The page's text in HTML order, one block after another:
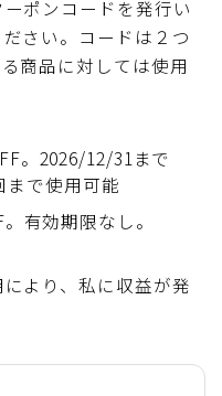
ポンコードを発行い
さい。コードは２つ
商品に対しては使用
。2026/12/31まで
まで使用可能
有効期限なし。
より、私に収益が発